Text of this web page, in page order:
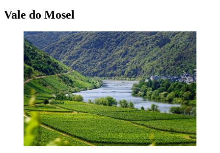
Vale do Mosel